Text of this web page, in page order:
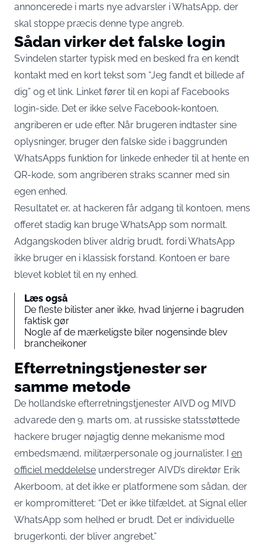
annoncerede i marts nye advarsler i WhatsApp, der
skal stoppe præcis denne type angreb.
Sådan virker det falske login
Svindelen starter typisk med en besked fra en kendt
kontakt med en kort tekst som “Jeg fandt et billede af
dig” og et link. Linket fører til en kopi af Facebooks
login-side. Det er ikke selve Facebook-kontoen,
angriberen er ude efter. Når brugeren indtaster sine
oplysninger, bruger den falske side i baggrunden
WhatsApps funktion for linkede enheder til at hente en
QR-kode, som angriberen straks scanner med sin
egen enhed.
Resultatet er, at hackeren får adgang til kontoen, mens
offeret stadig kan bruge WhatsApp som normalt.
Adgangskoden bliver aldrig brudt, fordi WhatsApp
ikke bruger en i klassisk forstand. Kontoen er bare
blevet koblet til en ny enhed.
Læs også
De fleste bilister aner ikke, hvad linjerne i bagruden
faktisk gør
Nogle af de mærkeligste biler nogensinde blev
brancheikoner
Efterretningstjenester ser
samme metode
De hollandske efterretningstjenester AIVD og MIVD
advarede den 9. marts om, at russiske statsstøttede
hackere bruger nøjagtig denne mekanisme mod
embedsmænd, militærpersonale og journalister. I en
officiel meddelelse understreger AIVD’s direktør Erik
Akerboom, at det ikke er platformene som sådan, der
er kompromitteret: “Det er ikke tilfældet, at Signal eller
WhatsApp som helhed er brudt. Det er individuelle
brugerkonti, der bliver angrebet.”